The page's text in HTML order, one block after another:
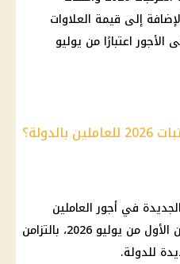
إلى قيمة العلاوات
اعتبارًا من يوليو
في أجور العاملين
بالجهاز الإداري للدولة اعتبارًا من الأول من يوليو 2026، بالتزامن
للدولة.